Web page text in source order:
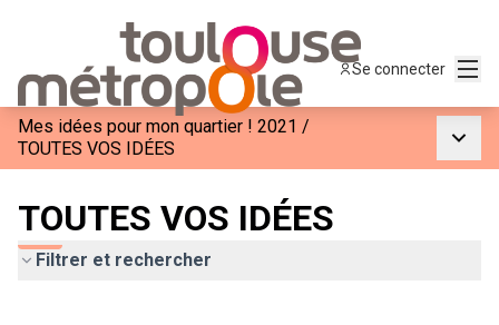
Se connecter
Mes idées pour mon quartier ! 2021 /
TOUTES VOS IDÉES
TOUTES VOS IDÉES
Filtrer et rechercher